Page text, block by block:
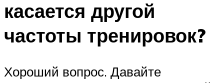
касается другой
частоты тренировок?
Хороший вопрос. Давайте